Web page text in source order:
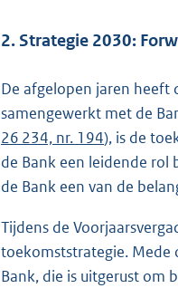
2. Strategie 2030:
De afgelopen jaren
samengewerkt met de
26 234, nr. 194), is de
de Bank een leidende
de Bank een van de
Tijdens de
toekomststrategie. Mede
Bank, die is uitgerust om